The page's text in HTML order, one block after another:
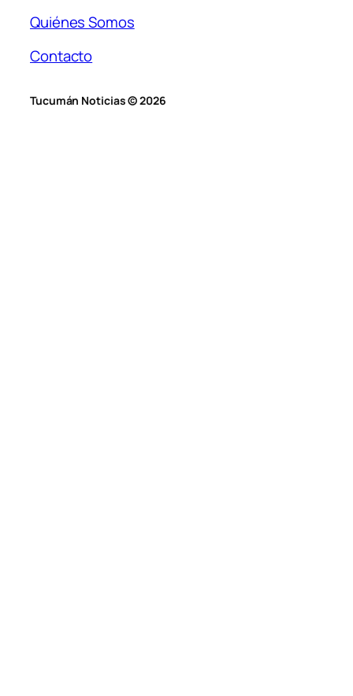
Quiénes Somos
Contacto
Tucumán Noticias © 2026